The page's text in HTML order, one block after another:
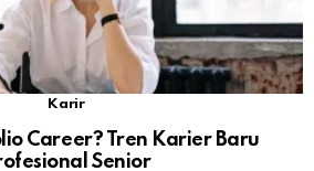
Karir
Career? Tren Karier Baru
Senior